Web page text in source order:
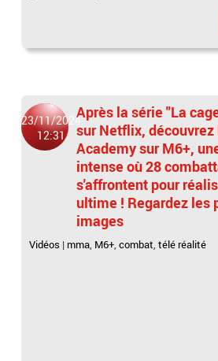
23/11/2024
12:31
Après la série "La
sur Netflix,
Academy sur M6+,
intense où 28
s'affrontent pour
ultime ! Regardez les
images
Vidéos | mma, M6+,combat,télé réalité